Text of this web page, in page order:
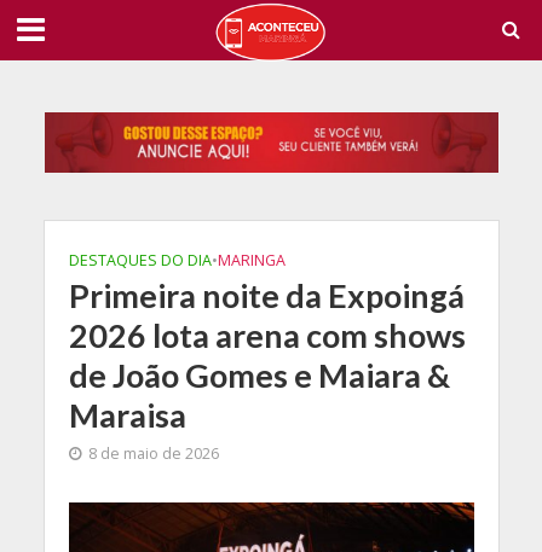
DESTAQUES DO DIA•MARINGA
Primeira noite da Expoingá
2026 lota arena com shows
de João Gomes e Maiara &
Maraisa
8 de maio de 2026